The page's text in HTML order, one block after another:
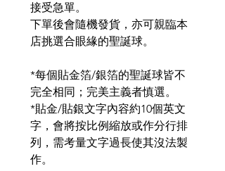
接受急單。
下單後會隨機發貨，亦可親臨本
店挑選合眼緣的聖誕球。
*每個貼金箔/銀箔的聖誕球皆不
完全相同；完美主義者慎選。
*貼金/貼銀文字內容約10個英文
字，會將按比例縮放或作分行排
列，需考量文字過長使其沒法製
作。